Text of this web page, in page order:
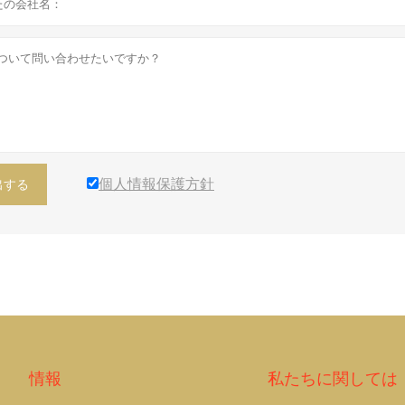
する 個人情報保護方針
情報 私たちに関しては